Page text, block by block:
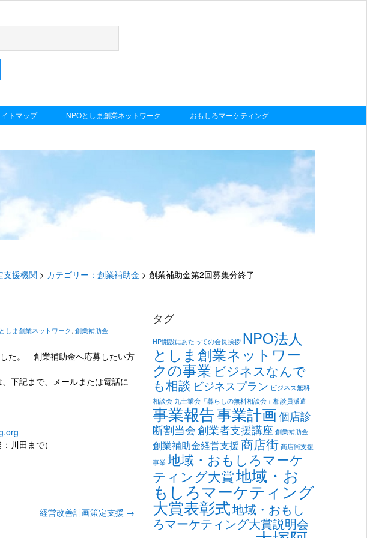
トマップ NPOとしま創業ネットワーク おもしろマーケティング
支援機関 > カテゴリー：創業補助金 > 創業補助金第2回募集分終了
しま創業ネットワーク, 創業補助金
た。 創業補助金へ応募したい方
下記まで、メールまたは電話に
田まで）
経営改善計画策定支援 →
タグ
HP開設にあたっての会長挨拶 NPO法人
としま創業ネットワー
クの事業 ビジネスなんで
も相談 ビジネスプラン ビジネス無料
相談会 九士業会「暮らしの無料相談会」相談員派遣
事業報告事業計画個店診
断割当会創業者支援講座 創業補助金
創業補助金経営支援商店街 商店街支援
事業 地域・おもしろマーケ
ティング大賞地域・お
もしろマーケティング
大賞表彰式地域・おもし
ろマーケティング大賞説明会